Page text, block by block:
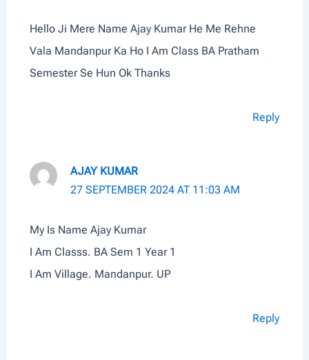
Hello Ji Mere Name Ajay Kumar He Me Rehne
Vala Mandanpur Ka Ho I Am Class BA Pratham
Semester Se Hun Ok Thanks
Reply
AJAY KUMAR
27 SEPTEMBER 2024 AT 11:03 AM
My Is Name Ajay Kumar
I Am Classs. BA Sem 1 Year 1
I Am Village. Mandanpur. UP
Reply